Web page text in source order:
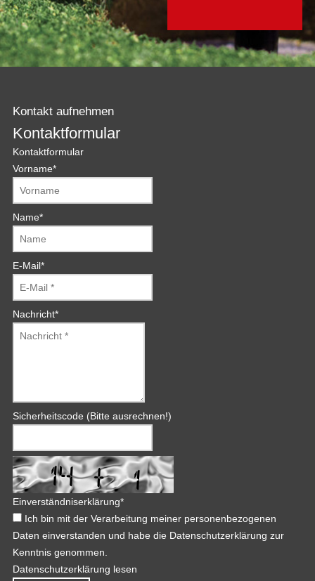
Kontakt aufnehmen
Kontaktformular
Kontaktformular
Vorname*
Name*
E-Mail*
Nachricht*
Sicherheitscode (Bitte ausrechnen!)
Einverständniserklärung*
Ich bin mit der Verarbeitung meiner personenbezogenen
Daten einverstanden und habe die Datenschutzerklärung zur
Kenntnis genommen.
Datenschutzerklärung lesen